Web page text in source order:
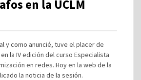
en la UCLM
y como anuncié, tuve el placer de
la IV edición del curso Especialista
en redes. Hoy en la web de la
la noticia de la sesión.